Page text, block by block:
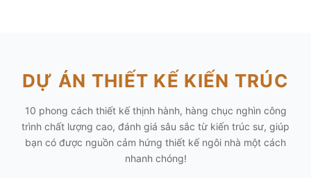
DỰ ÁN THIẾT KẾ KIẾN TRÚC
10 phong cách thiết kế thịnh hành, hàng chục nghìn công
trình chất lượng cao, đánh giá sâu sắc từ kiến trúc sư, giúp
bạn có được nguồn cảm hứng thiết kế ngôi nhà một cách
nhanh chóng!